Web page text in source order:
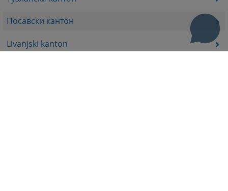
Посавски кантон
Livanjski kanton